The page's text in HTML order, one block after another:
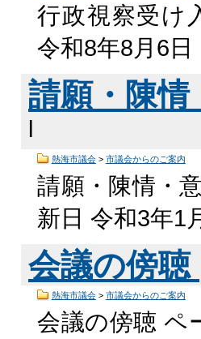
行政視察受
令和8年8月6
請願・陳
l
熱海市議会> 市議会からのご案内
請願・陳情・
新日 令和3年
会議の傍聴
熱海市議会> 市議会からのご案内
会議の傍聴